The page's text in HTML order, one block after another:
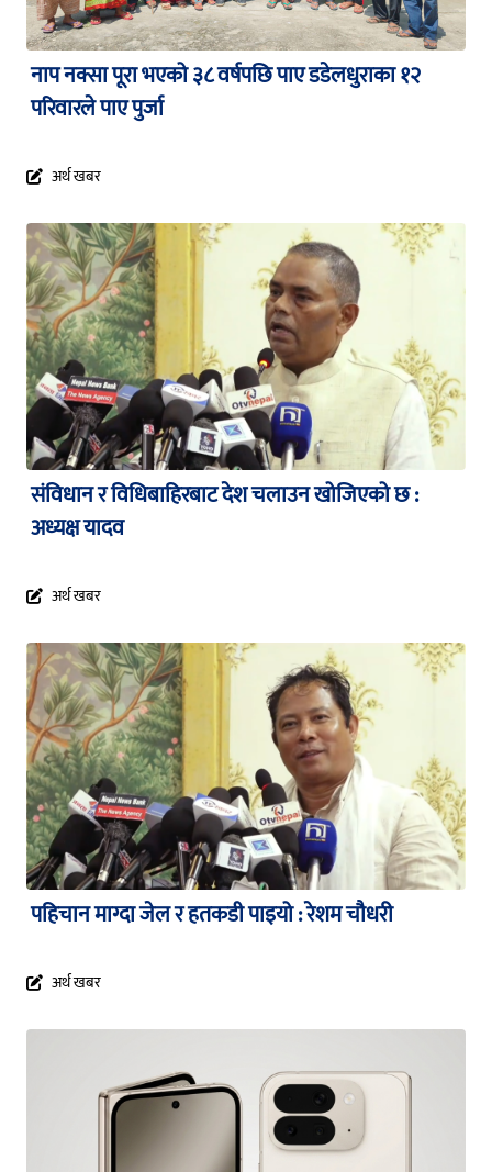
नाप नक्सा पूरा भएको ३८ वर्षपछि पाए डडेलधुराका १२
परिवारले पाए पुर्जा
अर्थ खबर
संविधान र विधिबाहिरबाट देश चलाउन खोजिएको छ :
अध्यक्ष यादव
अर्थ खबर
पहिचान माग्दा जेल र हतकडी पाइयो : रेशम चौधरी
अर्थ खबर